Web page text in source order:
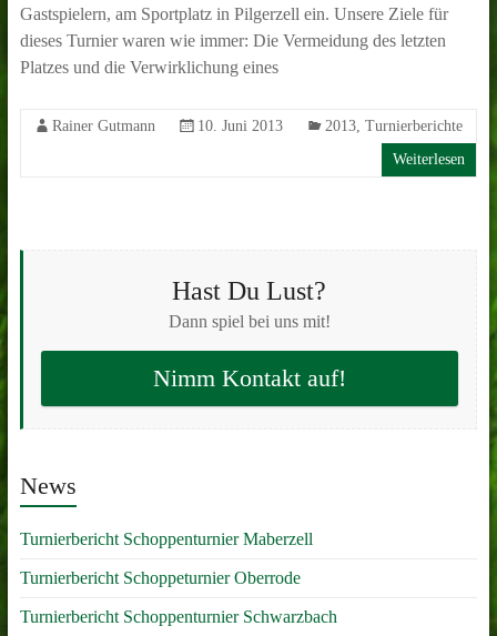
Gastspielern, am Sportplatz in Pilgerzell ein. Unsere Ziele für
dieses Turnier waren wie immer: Die Vermeidung des letzten
Platzes und die Verwirklichung eines
Rainer Gutmann 10. Juni 2013 2013, Turnierberichte
Weiterlesen
Hast Du Lust?
Dann spiel bei uns mit!
Nimm Kontakt auf!
News
Turnierbericht Schoppenturnier Maberzell
Turnierbericht Schoppeturnier Oberrode
Turnierbericht Schoppenturnier Schwarzbach